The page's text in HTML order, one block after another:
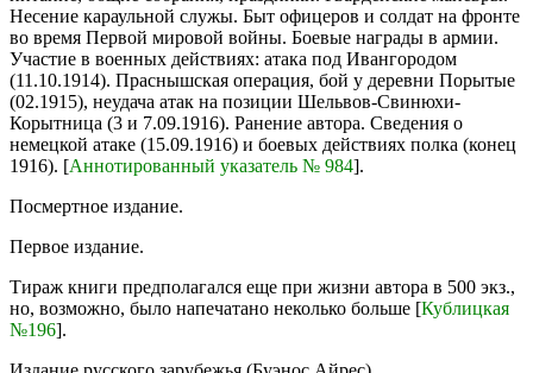
Несение караульной служы. Быт офицеров и солдат на фронте
во время Первой мировой войны. Боевые награды в армии.
Участие в военных действиях: атака под Ивангородом
(11.10.1914). Праснышская операция, бой у деревни Порытые
(02.1915), неудача атак на позиции Шельвов-Свинюхи-
Корытница (3 и 7.09.1916). Ранение автора. Сведения о
немецкой атаке (15.09.1916) и боевых действиях полка (конец
1916). [Аннотированный указатель № 984].
Посмертное издание.
Первое издание.
Тираж книги предполагался еще при жизни автора в 500 экз.,
но, возможно, было напечатано неколько больше [Кублицкая
№196].